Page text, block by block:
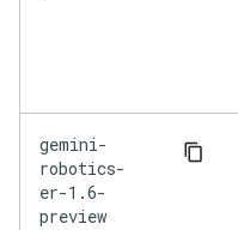
gemini-
robotics-
er-1.6-
preview